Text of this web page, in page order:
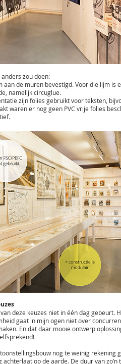
zou doen:
aan de muren bevestigd. Voor die lijm is
namelijk circuglue.
zijn folies gebruikt voor teksten,
waren er nog geen PVC vrije folies
deze keuzes niet in één dag gebeurt.
gaat in mijn ogen niet over
En dat daar mooie ontwerp
nog te weinig rekening
op de aarde. De duur van